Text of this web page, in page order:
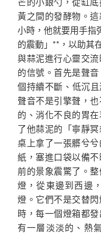
黃之間的發酵物。
小時，他就要用手指
的震動」**，以助其
與蒜泥進行心靈交
的信號。首先是聲
個持續不斷、低沉
聲音不是引擎聲，
的、消化不良的胃
了他蒜泥的「寧靜
桌上拿了一張髒兮
紙，塞進口袋以備
前的景象震驚了。
燈，從東邊到西邊
燈。它們不是交替
時，每一個燈箱都
有一層淡淡的、熱